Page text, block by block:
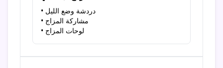
• دردشة وضع الليل
• مشاركة المزاج
• لوحات المزاج